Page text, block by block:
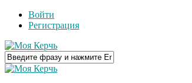
Войти
Регистрация